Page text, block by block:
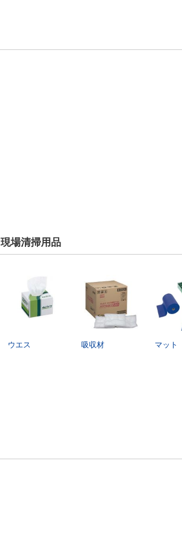
現場清掃用品
ウエス 吸収材 マット